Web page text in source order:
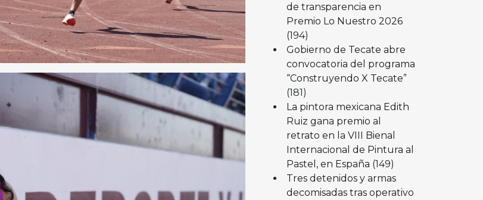
de transparencia en
Premio Lo Nuestro 2026
(194)
Gobierno de Tecate abre
convocatoria del programa
“Construyendo X Tecate”
(181)
La pintora mexicana Edith
Ruiz gana premio al
retrato en la VIII Bienal
Internacional de Pintura al
Pastel, en España (149)
Tres detenidos y armas
decomisadas tras operativo